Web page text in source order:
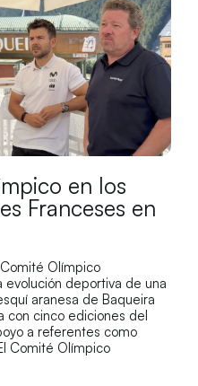
en los
Franceses en
Olímpico
deportiva de una
aranesa de Baqueira
con cinco ediciones del
a referentes como
Comité Olímpico